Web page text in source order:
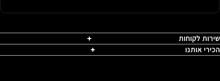
שירות לקוחות
הכירי אותנו